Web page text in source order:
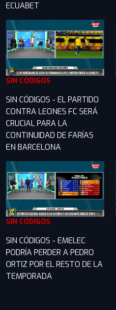
ECUABET
SIN CÓDIGOS
SIN CÓDIGOS - EL PARTIDO
CONTRA LEONES FC SERÁ
CRUCIAL PARA LA
CONTINUIDAD DE FARÍAS
EN BARCELONA
SIN CÓDIGOS
SIN CÓDIGOS - EMELEC
PODRÍA PERDER A PEDRO
ORTIZ POR EL RESTO DE LA
TEMPORADA